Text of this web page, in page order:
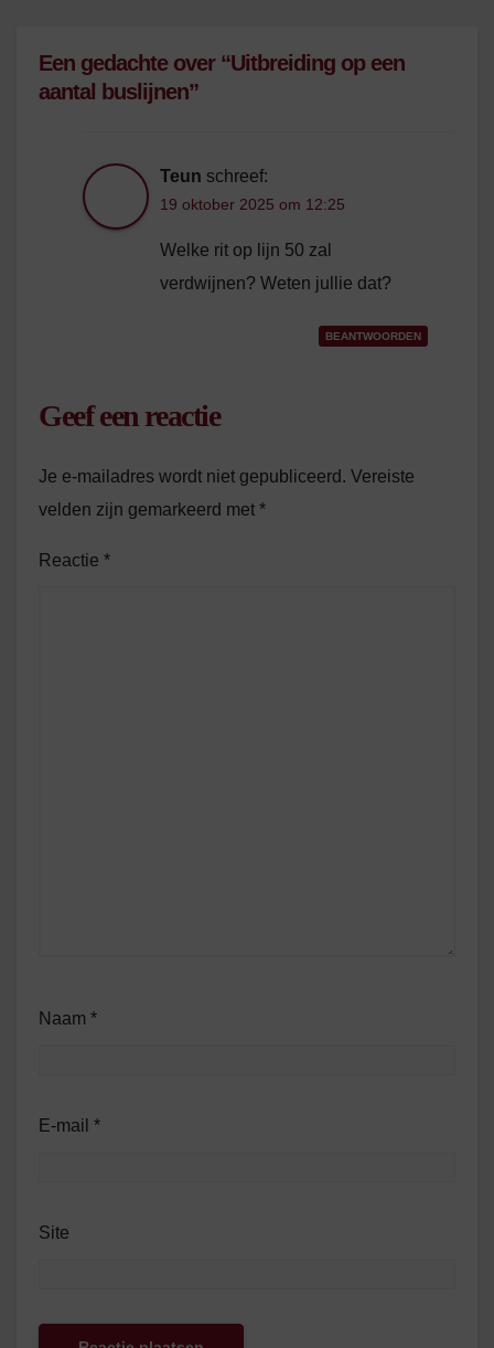
Een gedachte over “Uitbreiding op een
aantal buslijnen”
Teun schreef:
19 oktober 2025 om 12:25
Welke rit op lijn 50 zal
verdwijnen? Weten jullie dat?
BEANTWOORDEN
Geef een reactie
Je e-mailadres wordt niet gepubliceerd. Vereiste
velden zijn gemarkeerd met *
Reactie *
Naam *
E-mail *
Site